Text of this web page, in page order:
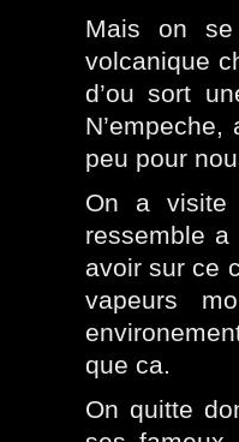
Mais on
volcanique
d’ou sort
peu pour
On a visite
ressemble
avoir sur ce
vapeurs
que ca.
On quitte